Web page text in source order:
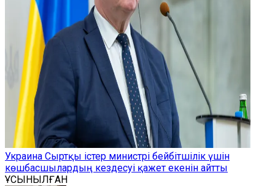
Украина Сыртқы істер министрі бейбітшілік үшін
көшбасшылардың кездесуі қажет екенін айтты
ҰСЫНЫЛҒАН